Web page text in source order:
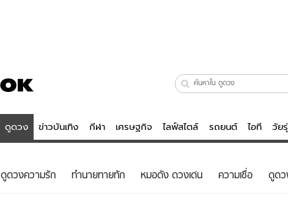
ดูดวง ข่าวบันเทิง กีฬา เศรษฐกิจ ไลฟ์สไตล์ รถยนต์ ไอที วัย
ดูดวง - ตรวจหวย ไลฟ์สไตล์
ดูดวงความรัก ทํานายทายทัก หมอดัง ดวงเด่น ความเชื่อ ดูดว